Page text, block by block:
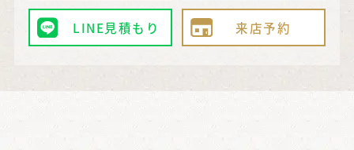
LINE見積もり 来店予約